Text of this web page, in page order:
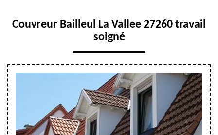
Couvreur Bailleul La Vallee 27260 travail
soigné